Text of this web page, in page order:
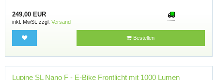
249,00 EUR
inkl. MwSt. zzgl. Versand
Bestellen
Lupine SL Nano F - E-Bike Frontlicht mit 1000 Lumen